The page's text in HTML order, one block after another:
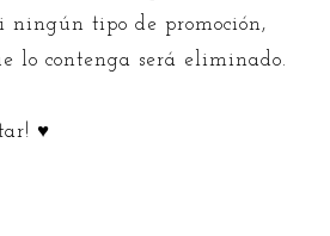
ningún tipo de promoción,
lo contenga será eliminado.
♥